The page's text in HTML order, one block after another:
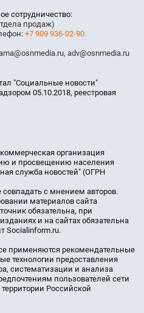
сотрудничество:
продаж)
+7 909 936-02-90
, adv@osnmedia.ru
"Социальные новости"
05.10.2018, реестровая
организация
и просвещению населения
служба новостей" (ОГРН
с мнением авторов.
материалов сайта
обязательна, при
и на сайтах обязательна
Socialinform.ru.
применяются рекомендательные
технологии предоставления
систематизации и анализа
пользователей сети
Российской